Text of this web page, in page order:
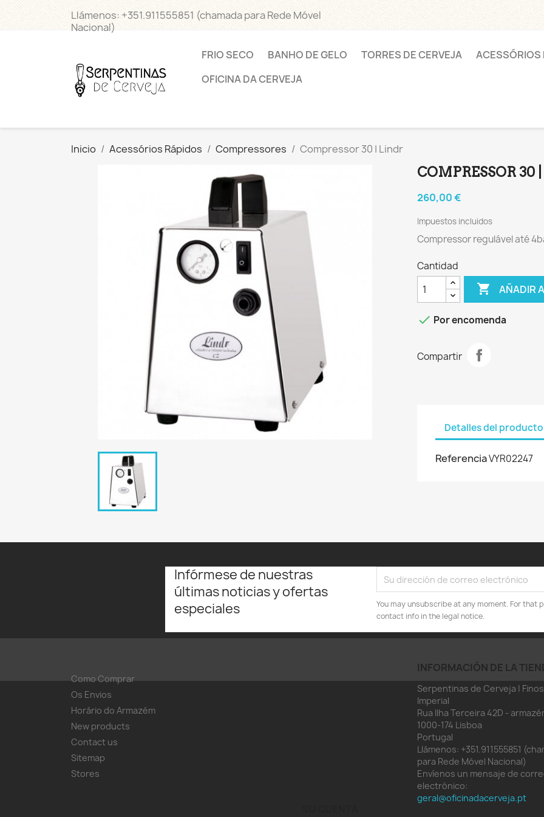
Llámenos: +351.911555851 (chamada para Rede Móvel
Nacional)
FRIO SECO BANHO DE GELO TORRES DE CERVEJA ACESSÓRIOS
OFICINA DA CERVEJA
Inicio Acessórios Rápidos Compressores Compressor 30 | Lindr
COMPRESSOR 30
260,00 €
Impuestos incluidos
Compressor regulável até
Cantidad
 AÑADIR
 Por encomenda
Compartir
Detalles del producto
ReferenciaVYR02247
Infórmese de nuestras
últimas noticias y ofertas
especiales
You may unsubscribe at any moment. For that
contact info in the legal notice.
Como Comprar
Os Envios
Horário do Armazém
New products
Contact us
Sitemap
Stores
INFORMACIÓN DE LA
Serpentinas de Cerveja |
Imperial
Rua Ilha Terceira 42D -
1000-174 Lisboa
Portugal
Llámenos: +351.911555851
para Rede Móvel Nacional)
Envíenos un mensaje de
electrónico:
geral@oficinadacerveja.pt